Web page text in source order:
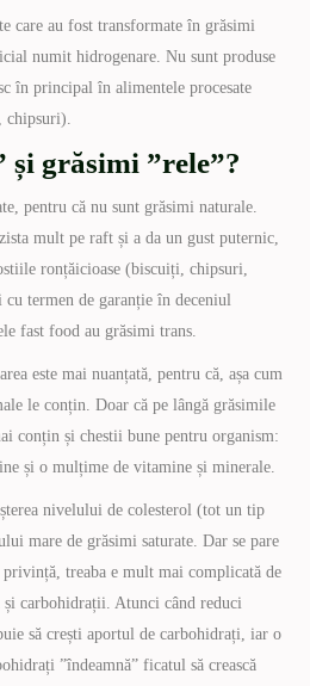
care au fost transformate în grăsimi
numit hidrogenare. Nu sunt produse
în principal în alimentele procesate
și grăsimi ”rele”?
pentru că nu sunt grăsimi naturale.
mult pe raft și a da un gust puternic,
ronțăicioase (biscuiți, chipsuri,
termen de garanție în deceniul
fast food au grăsimi trans.
este mai nuanțată, pentru că, așa cum
le conțin. Doar că pe lângă grăsimile
conțin și chestii bune pentru organism:
și o mulțime de vitamine și minerale.
nivelului de colesterol (tot un tip
mare de grăsimi saturate. Dar se pare
privință, treaba e mult mai complicată de
carbohidrații. Atunci când reduci
să crești aportul de carbohidrați, iar o
”îndeamnă” ficatul să crească